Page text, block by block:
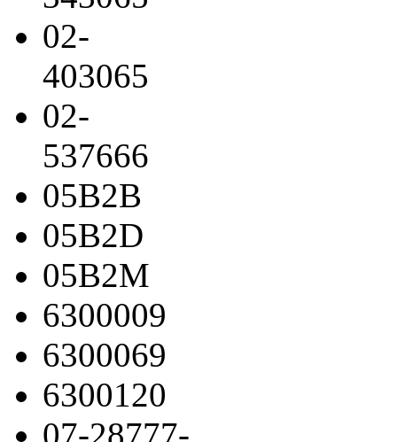
02-
403065
02-
537666
05B2B
05B2D
05B2M
6300009
6300069
6300120